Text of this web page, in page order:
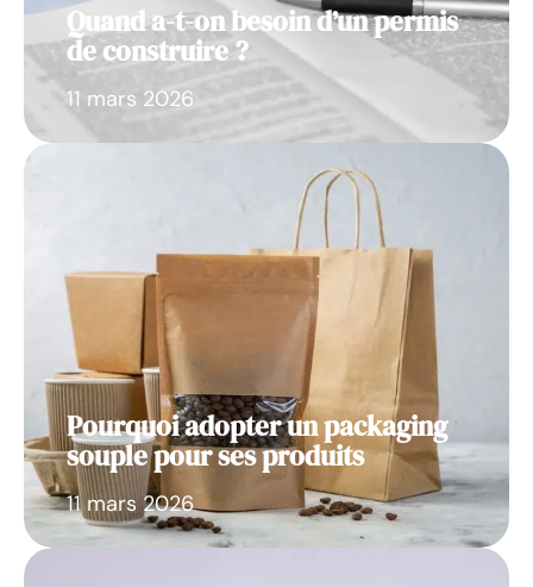
Quand a-t-on besoin d’un permis
de construire ?
11 mars 2026
Pourquoi adopter un packaging
souple pour ses produits
11 mars 2026